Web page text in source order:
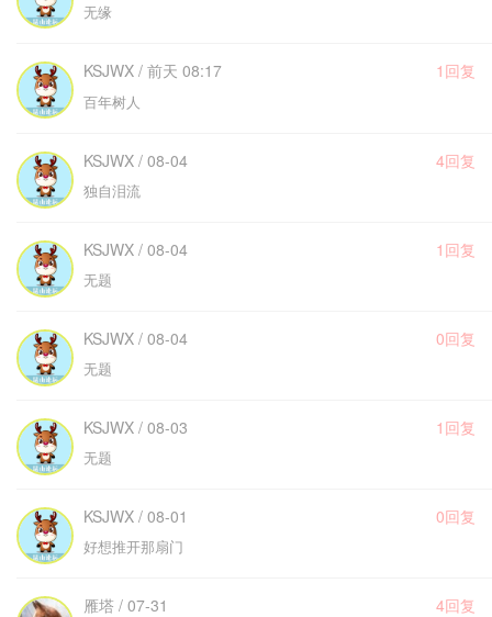
无缘
KSJWX / 前天 08:17 1回复
百年树人
KSJWX / 08-04 4回复
独自泪流
KSJWX / 08-04 1回复
无题
KSJWX / 08-04 0回复
无题
KSJWX / 08-03 1回复
无题
KSJWX / 08-01 0回复
好想推开那扇门
雁塔 / 07-31 4回复